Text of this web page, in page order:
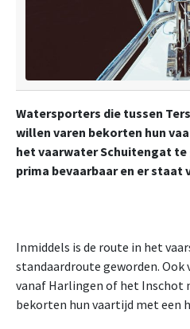
Watersporters die tussen
willen varen bekorten hun
het vaarwater Schuitengat te
prima bevaarbaar en er staat
Inmiddels is de route in het
standaardroute geworden.
vanaf Harlingen of het Inschot
bekorten hun vaartijd met een